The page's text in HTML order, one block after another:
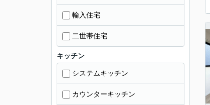
輸入住宅
二世帯住宅
キッチン
システムキッチン
カウンターキッチン